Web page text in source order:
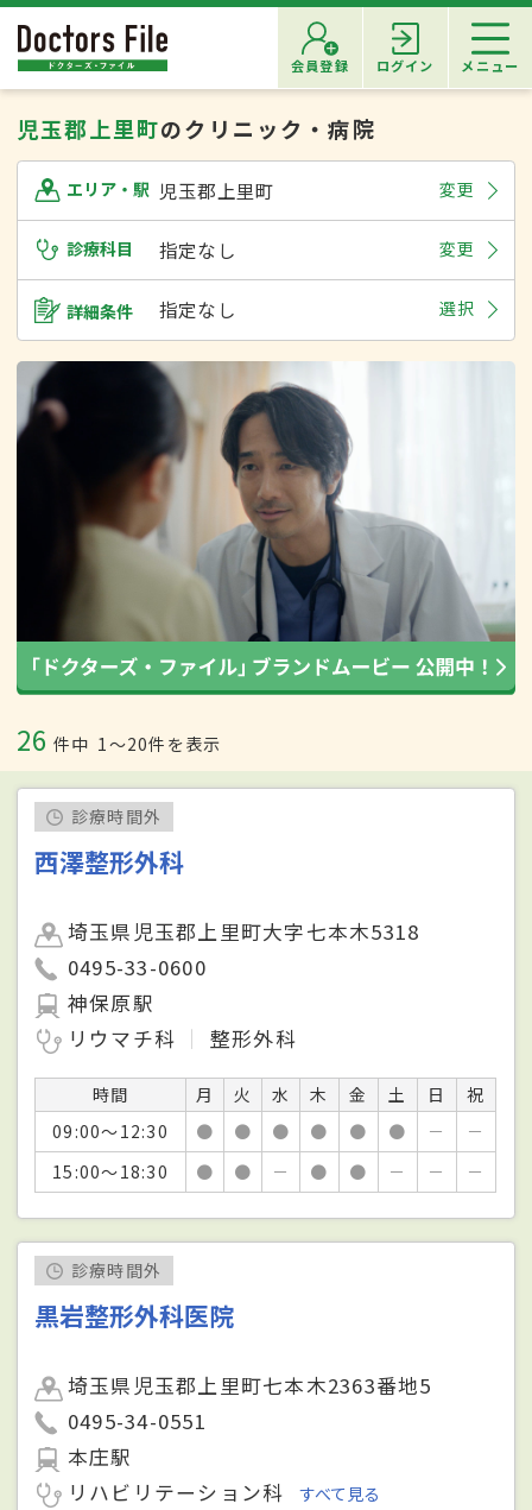
会員登録 ログイン メニュー
児玉郡上里町のクリニック・病院
エリア・駅 児玉郡上里町 変更
診療科目 指定なし 変更
詳細条件 指定なし 選択
26 件中 1〜20件を表示
診療時間外
西澤整形外科
埼玉県児玉郡上里町大字七本木5318
0495-33-0600
神保原駅
リウマチ科
整形外科
時間 月 火 水 木 金 土 日
祝
09:00～12:30
● ● ● ● ● ● －
－
15:00～18:30
● ● － ● ● － － －
診療時間外
黒岩整形外科医院
埼玉県児玉郡上里町七本木2363番地5
0495-34-0551
本庄駅
リハビリテーション科
すべて見る